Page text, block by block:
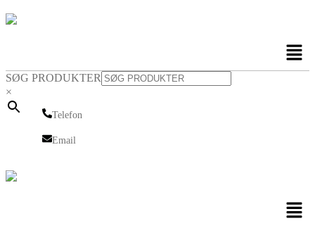
Menu
SØG PRODUKTER
×
Telefon
Email
Menu